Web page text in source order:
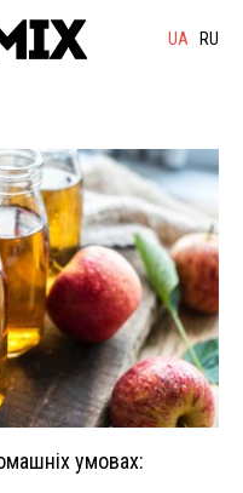
UA RU
умовах: